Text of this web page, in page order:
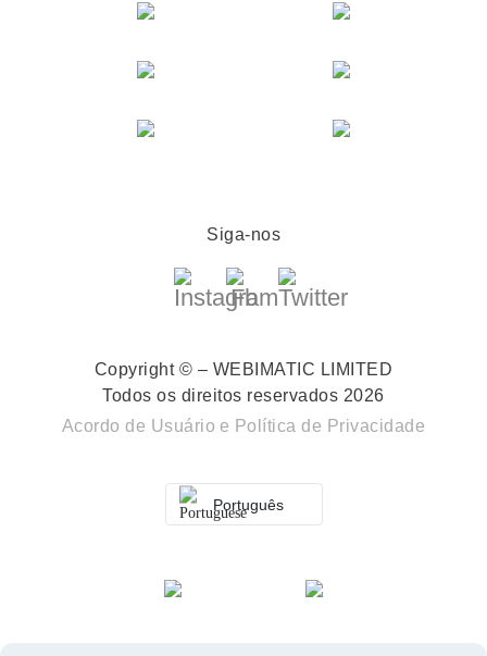
Siga-nos
Copyright © – WEBIMATIC LIMITED
Todos os direitos reservados 2026
Acordo de Usuário e Política de Privacidade
Português